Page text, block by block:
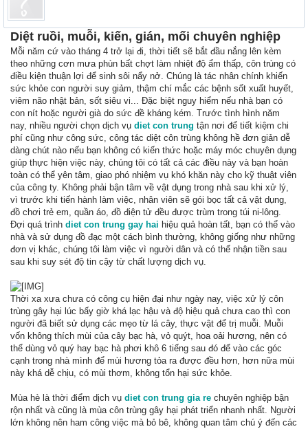
Diệt ruồi, muỗi, kiến, gián, mối chuyên nghiệp
Mỗi năm cứ vào tháng 4 trở lại đi, thời tiết sẽ bắt đầu nắng lên kèm
theo những cơn mưa phùn bất chợt làm nhiệt độ ẩm thấp, côn trùng có
điều kiện thuận lợi để sinh sôi nẩy nở. Chúng là tác nhân chính khiến
sức khỏe con người suy giảm, thậm chí mắc các bệnh sốt xuất huyết,
viêm não nhật bản, sốt siêu vi... Đặc biệt nguy hiểm nếu nhà bạn có
con nít hoặc người già do sức đề kháng kém. Trước tình hình năm
nay, nhiều người chọn dịch vụ diet con trung tận nơi để tiết kiệm chi
phí cũng như công sức, công tác diệt côn trùng không hề đơn giản dễ
dàng chút nào nếu bạn không có kiến thức hoặc máy móc chuyên dụng
giúp thực hiện việc này, chúng tôi có tất cả các điều này và bạn hoàn
toàn có thể yên tâm, giao phó nhiệm vụ khó khăn này cho kỹ thuật viên
của công ty. Không phải bận tâm về vật dụng trong nhà sau khi xử lý,
vì trước khi tiến hành làm việc, nhân viên sẽ gói bọc tất cả vật dụng,
đồ chơi trẻ em, quần áo, đồ điện tử đều được trùm trong túi ni-lông.
Đợi quá trình diet con trung gay hai hiệu quả hoàn tất, bạn có thể vào
nhà và sử dụng đồ đạc một cách bình thường, không giống như những
đơn vị khác, chúng tôi làm việc vì người dân và có thể nhận tiền sau
sau khi suy sét độ tin cậy từ chất lượng dịch vụ.
Thời xa xưa chưa có công cụ hiện đại như ngày nay, việc xử lý côn
trùng gây hại lúc bấy giờ khá lạc hậu và độ hiệu quả chưa cao thì con
người đã biết sử dụng các mẹo từ lá cây, thực vật để trị muỗi. Muỗi
vốn không thích mùi của cây bạc hà, vỏ quýt, hoa oải hương, nên có
thể dùng vỏ quý hay bạc hà phơi khô 6 tiếng sau đó để vào các góc
cạnh trong nhà mình để mùi hương tỏa ra được đều hơn, hơn nữa mùi
này khá dễ chịu, có mùi thơm, không tổn hại sức khỏe.
Mùa hè là thời điểm dịch vụ diet con trung gia re chuyên nghiệp bận
rộn nhất và cũng là mùa côn trùng gây hại phát triển nhanh nhất. Người
lớn không nên ham công việc mà bỏ bê, không quan tâm chú ý đến các